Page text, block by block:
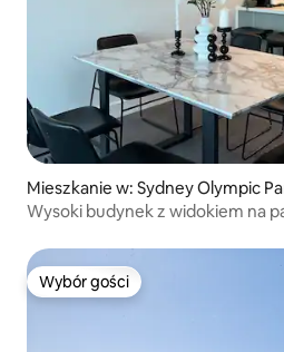
Mieszkanie w: Sydney Olympic
Wysoki budynek z widokiem na
Wybór gości
Wybór gości